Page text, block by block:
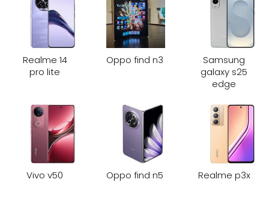
Samsung
galaxy s25
edge
Oppo find n3
Realme 14
pro lite
Realme p3x
Oppo find n5
Vivo v50